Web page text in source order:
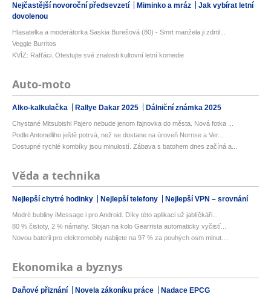
Nejčastější novoroční předsevzetí Miminko a mráz
Jak vybírat letní
dovolenou
Hlasatelka a moderátorka Saskia Burešová (80) - Smrt manžela ji zdrtil...
Veggie Burritos
KVÍZ: Rafťáci. Otestujte své znalosti kultovní letní komedie
Auto-moto
Alko-kalkulačka Rallye Dakar 2025 Dálniční známka 2025
Chystané Mitsubishi Pajero nebude jenom fajnovka do města. Nová fotka ...
Podle Antonelliho ještě potrvá, než se dostane na úroveň Norrise a Ver...
Dostupné rychlé kombíky jsou minulostí. Zábava s batohem dnes začíná a...
Věda a technika
Nejlepší chytré hodinky Nejlepší telefony Nejlepší VPN – srovnání
Modré bubliny iMessage i pro Android. Díky této aplikaci už jablíčkáři...
80 % čistoty, 2 % námahy. Stojan na kolo Gearrista automaticky vyčistí...
Novou baterii pro elektromobily nabijete na 97 % za pouhých osm minut....
Ekonomika a byznys
Daňové přiznání Novela zákoníku práce Nadace EPCG